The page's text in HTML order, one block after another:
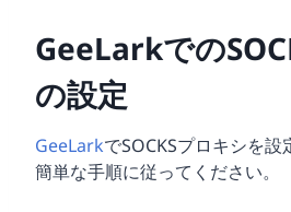
GeeLarkでの
の設定
GeeLarkでSOCKSプロキシを
簡単な手順に従ってください。